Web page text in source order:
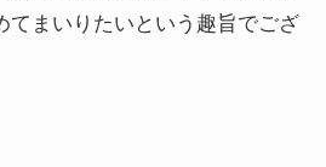
てまいりたいという趣旨でござ